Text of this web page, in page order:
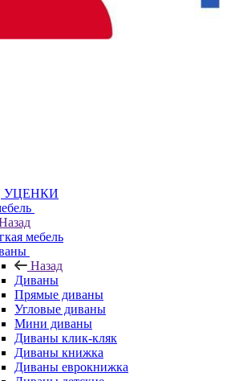
УЦЕНКИ
мебель
Назад
Диваны
Прямые диваны
Угловые диваны
Мини диваны
Диваны клик-кляк
Диваны книжка
Диваны еврокнижка